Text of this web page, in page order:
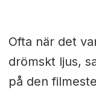
Ofta när det
drömskt ljus,
på den